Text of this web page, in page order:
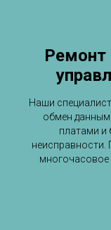
Ремонт
Наши
обмен
платами и
неисправности.
многочасовое